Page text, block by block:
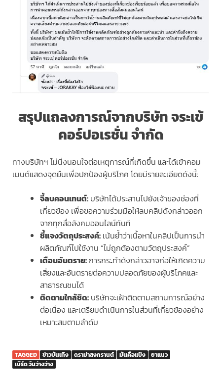
สรุปแถลงการณ์จากบริษัท จระเข้
คอร์ปอเรชั่น จำกัด
ทางบริษัทฯ ไม่นิ่งนอนใจต่อเหตุการณ์ที่เกิดขึ้น และได้เข้าคอม
เมนต์แสดงจุดยืนเพื่อปกป้องผู้บริโภค โดยมีรายละเอียดดังนี้:
จี้ลบคอนเทนต์: บริษัทได้ประสานไปยังเจ้าของช่องที่
เกี่ยวข้อง เพื่อขอความร่วมมือให้ลบคลิปดังกล่าวออก
จากทุกสื่อสังคมออนไลน์ทันที
ชี้แจงวัตถุประสงค์: เน้นย้ำว่าเนื้อหาในคลิปเป็นการนำ
ผลิตภัณฑ์ไปใช้งาน “ไม่ถูกต้องตามวัตถุประสงค์”
เตือนอันตราย:การกระทำดังกล่าวอาจก่อให้เกิดความ
เสี่ยงและอันตรายต่อความปลอดภัยของผู้บริโภคและ
สาธารณชนได้
ติดตามใกล้ชิด: บริษัทจะเฝ้าติดตามสถานการณ์อย่าง
ต่อเนื่อง และเตรียมดำเนินการในส่วนที่เกี่ยวข้องอย่าง
เหมาะสมตามลำดับ
TAGGED ข่าวบันเทิง ดราม่าสงกรานต์ มันคือแป้ง
ยาแนว
เบิร์ด วันว่างว่าง